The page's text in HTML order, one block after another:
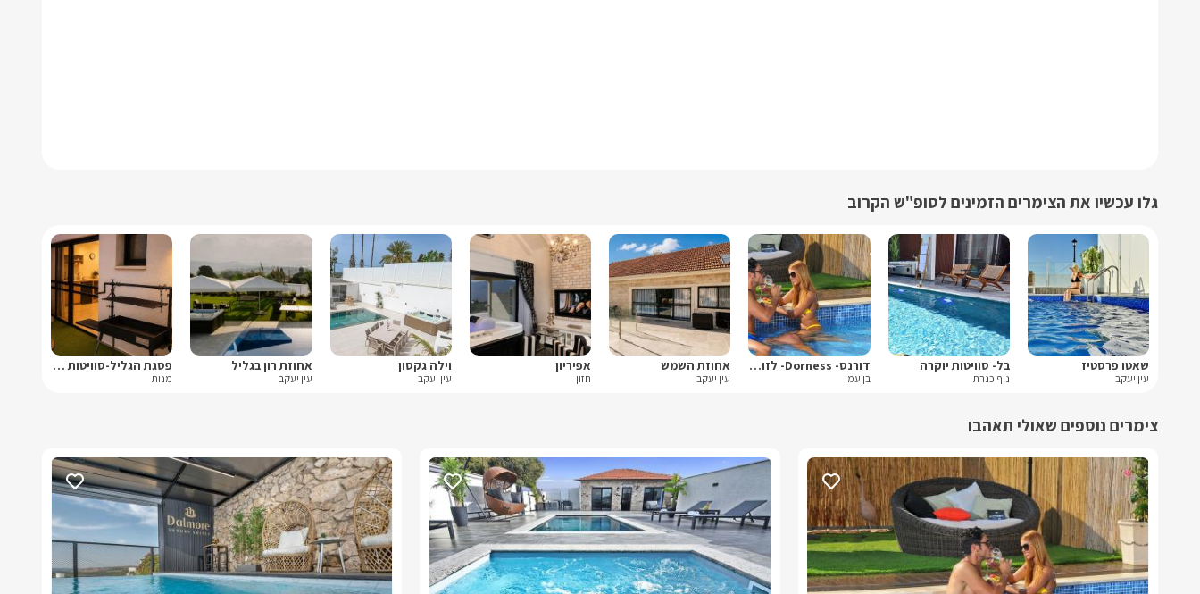
גלו עכשיו את הצימרים הזמינים לסופ"ש הקרוב
שאטו פרסטיז
עין יעקב
בל- סוויטות יוקרה
נוף כנרת
דורנס- Dorness- לזוגות בלבד
בן עמי
אחוזת השמש
עין יעקב
אפיריון
חזון
וילה גקסון
עין יעקב
אחוזת רון בגליל
עין יעקב
פסגת הגליל-סוויטות יוקרה
מנות
צימרים נוספים שאולי תאהבו